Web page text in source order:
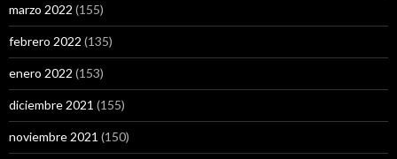
marzo 2022 (155)
febrero 2022 (135)
enero 2022 (153)
diciembre 2021 (155)
noviembre 2021 (150)